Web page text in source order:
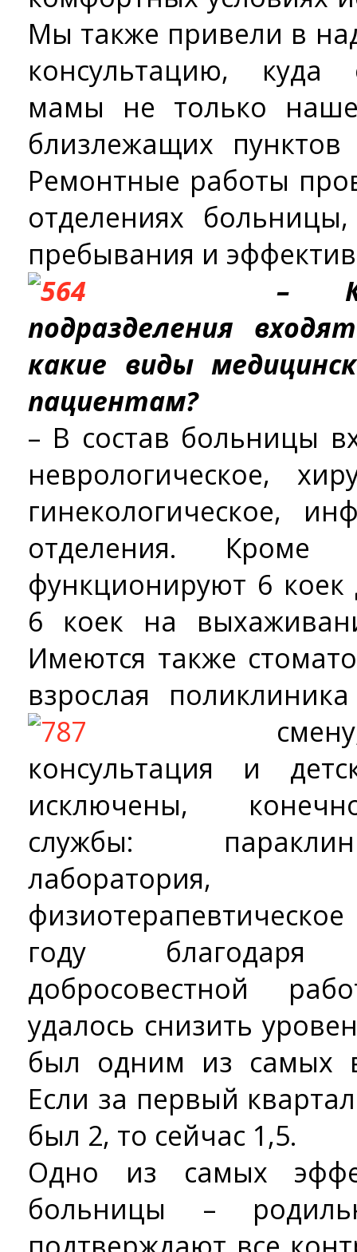
Мы также привели в
консультацию, куда
мамы не только
близлежащих пунктов
Ремонтные работы
отделениях
пребывания и
–
подразделения
какие виды
пациентам?
– В состав больницы
неврологическое,
гинекологическое,
отделения.
функционируют 6
6 коек на
Имеются также
взрослая
консультация и
исключены,
службы:
лаборатория,
году
добросовестной
удалось снизить
был одним из самых
Если за первый
был 2, то сейчас 1,5.
Одно из самых
больницы –